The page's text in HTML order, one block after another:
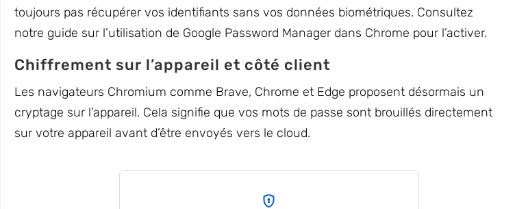
toujours pas récupérer vos identifiants sans vos données biométriques. Consultez
notre guide sur l’utilisation de Google Password Manager dans Chrome pour l’activer.
Chiffrement sur l’appareil et côté client
Les navigateurs Chromium comme Brave, Chrome et Edge proposent désormais un
cryptage sur l’appareil. Cela signifie que vos mots de passe sont brouillés directement
sur votre appareil avant d’être envoyés vers le cloud.